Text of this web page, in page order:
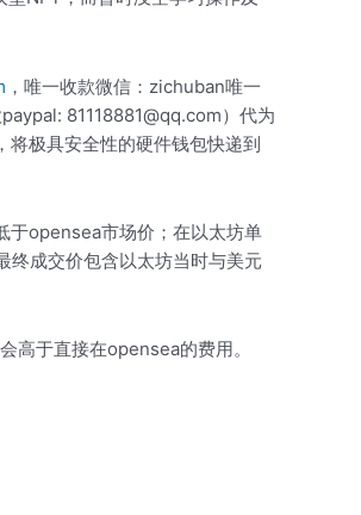
，唯一收款微信：zichuban唯一
81118881@qq.com）代为
将极具安全性的硬件钱包快递到
于opensea市场价；在以太坊单
终成交价包含以太坊当时与美元
高于直接在opensea的费用。